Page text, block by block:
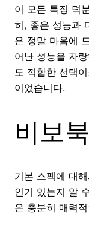
이 모든 특징 덕
히, 좋은 성능과
은 정말 마음에
어난 성능을 자
도 적합한 선택
이었습니다.
비보
기본 스펙에 대
인기 있는지 알
은 충분히 매력